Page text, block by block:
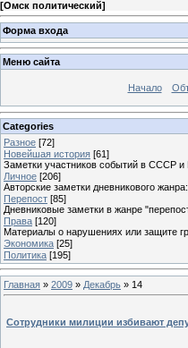
[Омск политический]
Форма входа
Меню сайта
Начало
Categories
Разное [72]
Новейшая история [61]
Заметки участников событий в СССР и
Личное [206]
Авторские заметки дневникового
Перепост [85]
Дневниковые заметки в жанре
Права [120]
Материалы о нарушениях или защите
Экономика [25]
Политика [195]
Главная » 2009 » Декабрь » 14
Сотрудники милиции избивают